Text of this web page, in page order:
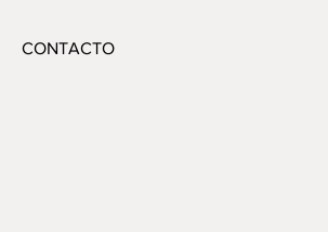
CONTACTO